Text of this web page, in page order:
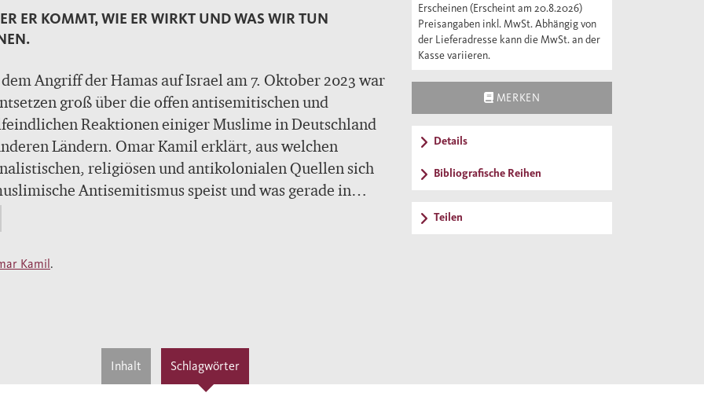
ER KOMMT, WIE ER WIRKT UND WAS WIR TUN
Angriff der Hamas auf Israel am 7. Oktober 2023 war
groß über die offen antisemitischen und
Reaktionen einiger Muslime in Deutschland
Ländern. Omar Kamil erklärt, aus welchen
religiösen und antikolonialen Quellen sich
Antisemitismus speist und was gerade in
präventiv dagegen getan werden kann.
lebten über Jahrhunderte als «Schutzbefohlene» in
Nationalismus und dem Nahostkonflikt
sich ein moderner muslimischer Antisemitismus.
der Gründung des Staates Israel mussten
Kamil.
Erscheinen (Erscheint am 20.8.2026)
Preisangaben inkl. MwSt. Abhängig von
der Lieferadresse kann die MwSt. an der
Kasse variieren.
MERKEN
Details
Bibliografische Reihen
Teilen
Inhalt Schlagwörter